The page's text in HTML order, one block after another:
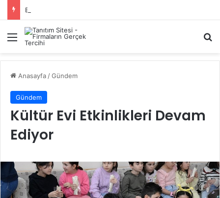
Başiskele Acil Çilingir Hizmeti İçin Doğru Adres Neresi?
Menü
Anasayfa /Gündem
Gündem
Kültür Evi Etkinlikleri Devam
Ediyor